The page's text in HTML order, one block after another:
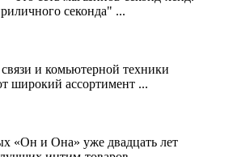
секонда" ...
и комьютерной техники
широкий ассортимент ...
«Он и Она» уже двадцать лет